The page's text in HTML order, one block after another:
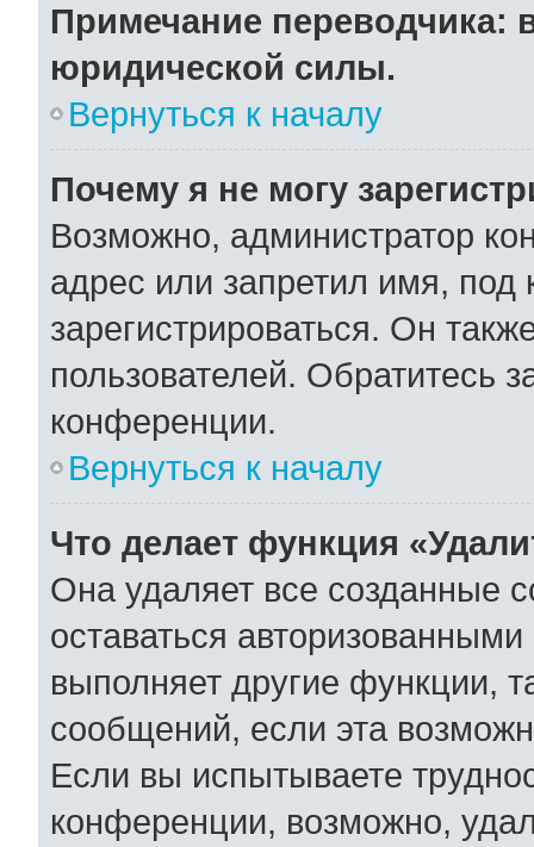
Примечание переводчика:
юридической силы.
Вернуться к началу
Почему я не могу
Возможно, администратор
адрес или запретил имя,
зарегистрироваться. Он
пользователей. Обратитесь
конференции.
Вернуться к началу
Что делает функция
Она удаляет все созданные
оставаться
выполняет другие функции,
сообщений, если эта
Если вы испытываете
конференции, возможно,